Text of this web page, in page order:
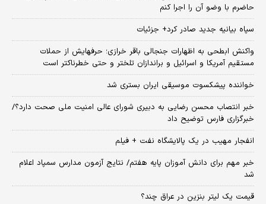
حاضرم با وضو آن را اجرا کنم
سپاه بیانیه جدید صادر کرد+ جزئیات
واکنش ابطحی به اظهارات جنجالی باقر خرازی؛ حرفهایش از حملات
مستقیم آمریکا و اسرائیل و براندازان تلختر و حتی خطرناکتر است
خواننده پیشکسوت موسیقی ایران بستری شد
خبر انتصاب محسن رضایی به دبیری شورای عالی امنیت ملی صحت دارد؟/
خبرگزاری فارس توضیح داد
انفجار مهیب در یک پالایشگاه نفت + فیلم
خبر مهم برای دانش آموزان پایه هفتم/ نتایج آزمون مدارس سمپاد اعلام
شد
قیمت یک لیتر بنزین در عراق چند؟